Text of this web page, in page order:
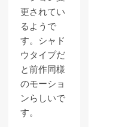
更されてい
るようで
す。シャド
ウタイプだ
と前作同様
のモーショ
ンらしいで
す。